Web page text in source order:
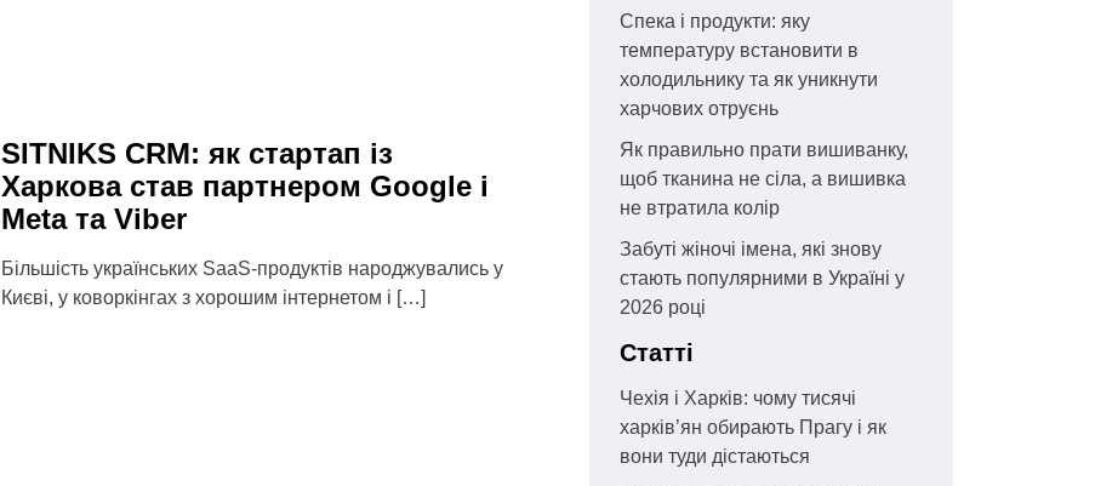
SITNIKS CRM: як стартап із
Харкова став партнером Google і
Meta та Viber
Більшість українських SaaS-продуктів народжувались у
Києві, у коворкінгах з хорошим інтернетом і […]
Спека і продукти: яку
температуру встановити в
холодильнику та як уникнути
харчових отруєнь
Як правильно прати вишиванку,
щоб тканина не сіла, а вишивка
не втратила колір
Забуті жіночі імена, які знову
стають популярними в Україні у
2026 році
Статті
Чехія і Харків: чому тисячі
харків’ян обирають Прагу і як
вони туди дістаються